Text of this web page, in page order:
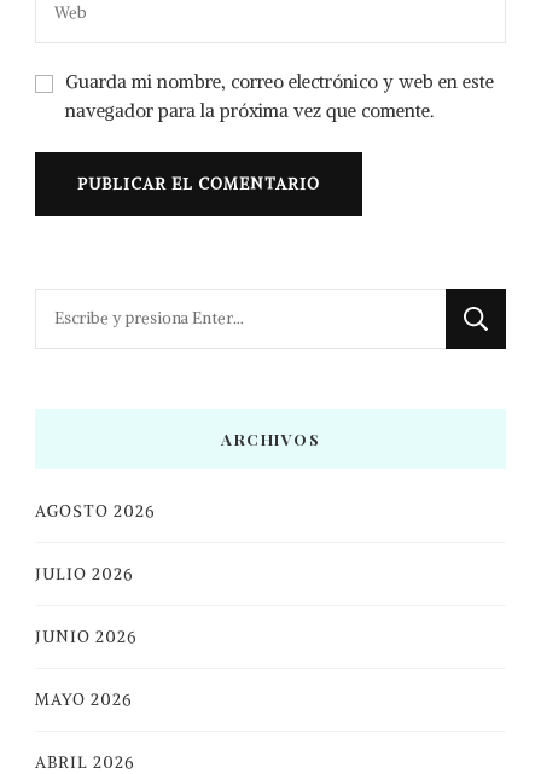
Guarda mi nombre, correo electrónico y web en este
navegador para la próxima vez que comente.
¿Buscas
ARCHIVOS
AGOSTO 2026
JULIO 2026
JUNIO 2026
MAYO 2026
ABRIL 2026